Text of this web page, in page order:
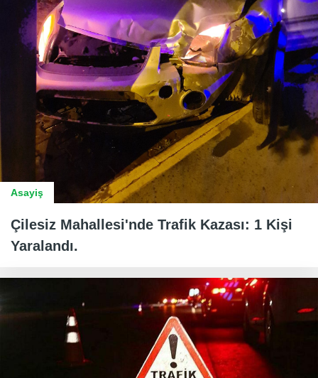
Asayiş
Çilesiz Mahallesi'nde Trafik Kazası: 1 Kişi
Yaralandı.